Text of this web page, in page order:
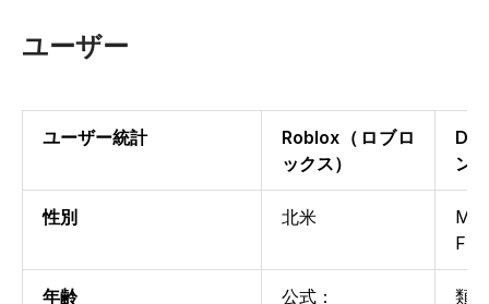
ユーザー
ユーザー統計
Roblox（ロブロ
ックス）
ン
性別 北米
M
F
年齢
公式：
類